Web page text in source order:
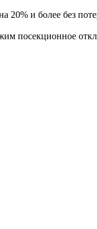
20% и более без
посекционное